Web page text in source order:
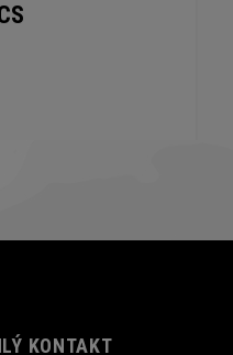
KONTAKT